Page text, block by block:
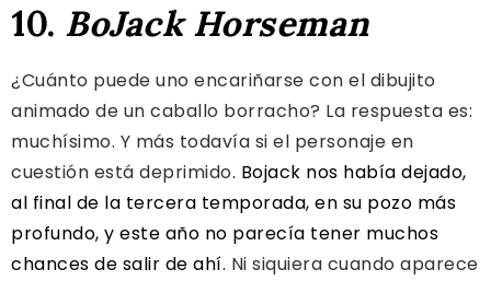
10. BoJack Horseman
¿Cuánto puede uno encariñarse con el dibujito
animado de un caballo borracho? La respuesta es:
muchísimo. Y más todavía si el personaje en
cuestión está deprimido. Bojack nos había dejado,
al final de la tercera temporada, en su pozo más
profundo, y este año no parecía tener muchos
chances de salir de ahí. Ni siquiera cuando aparece